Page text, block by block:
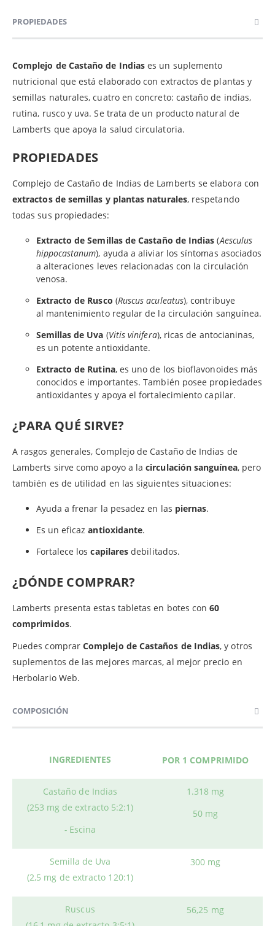
PROPIEDADES
Complejo de Castaño de Indiases un suplemento
nutricional que está elaborado con extractos de plantas y
semillas naturales, cuatro en concreto: castaño de indias,
rutina, rusco y uva. Se trata de un producto natural de
Lamberts que apoya la salud circulatoria.
PROPIEDADES
Complejo de Castaño de Indias de Lamberts se elabora con
extractos de semillas y plantas naturales, respetando
todas sus propiedades:
Extracto de Semillas de Castaño de Indias (Aesculus
hippocastanum), ayuda a aliviar los síntomas asociados
a alteraciones leves relacionadas con la circulación
venosa.
Extracto de Rusco (Ruscus aculeatus), contribuye
al mantenimiento regular de la circulación sanguínea.
Semillas de Uva (Vitis vinifera), ricas de antocianinas,
es un potente antioxidante.
Extracto de Rutina, es uno de los bioflavonoides más
conocidos e importantes. También posee propiedades
antioxidantes y apoya el fortalecimiento capilar.
¿PARA QUÉ SIRVE?
A rasgos generales, Complejo de Castaño de Indias de
Lamberts sirve como apoyo a lacirculación sanguínea, pero
también es de utilidad en las siguientes situaciones:
Ayuda a frenar la pesadez en las piernas.
Es un eficazantioxidante.
Fortalece loscapilares debilitados.
¿DÓNDE COMPRAR?
Lamberts presenta estas tabletas en botes con60
comprimidos.
Puedes comprarComplejo de Castaños de Indias, y otros
suplementos de las mejores marcas, al mejor precio en
Herbolario Web.
COMPOSICIÓN
INGREDIENTES POR 1 COMPRIMIDO
Castaño de Indias
(253 mg de extracto 5:2:1)
-Escina
1.318 mg
50 mg
Semilla de Uva
(2,5 mg de extracto 120:1)
300 mg
Ruscus
56,25 mg